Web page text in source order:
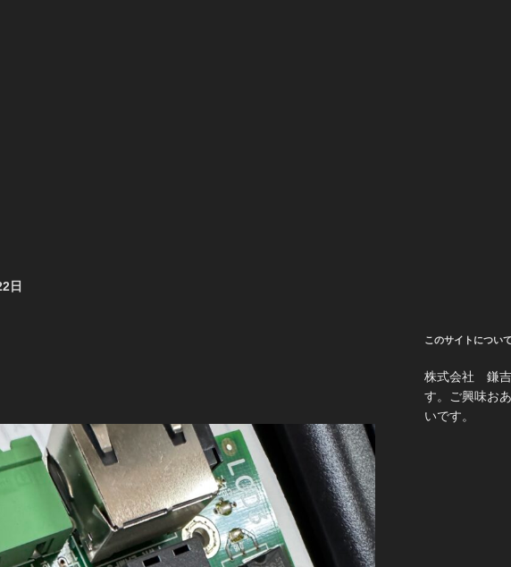
日
このサイトについ
株式会社 鎌
す。ご興味お
いです。